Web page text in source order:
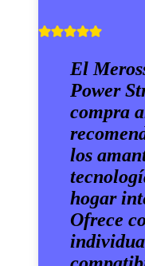
El
Power
compra
los
hogar
Ofrece